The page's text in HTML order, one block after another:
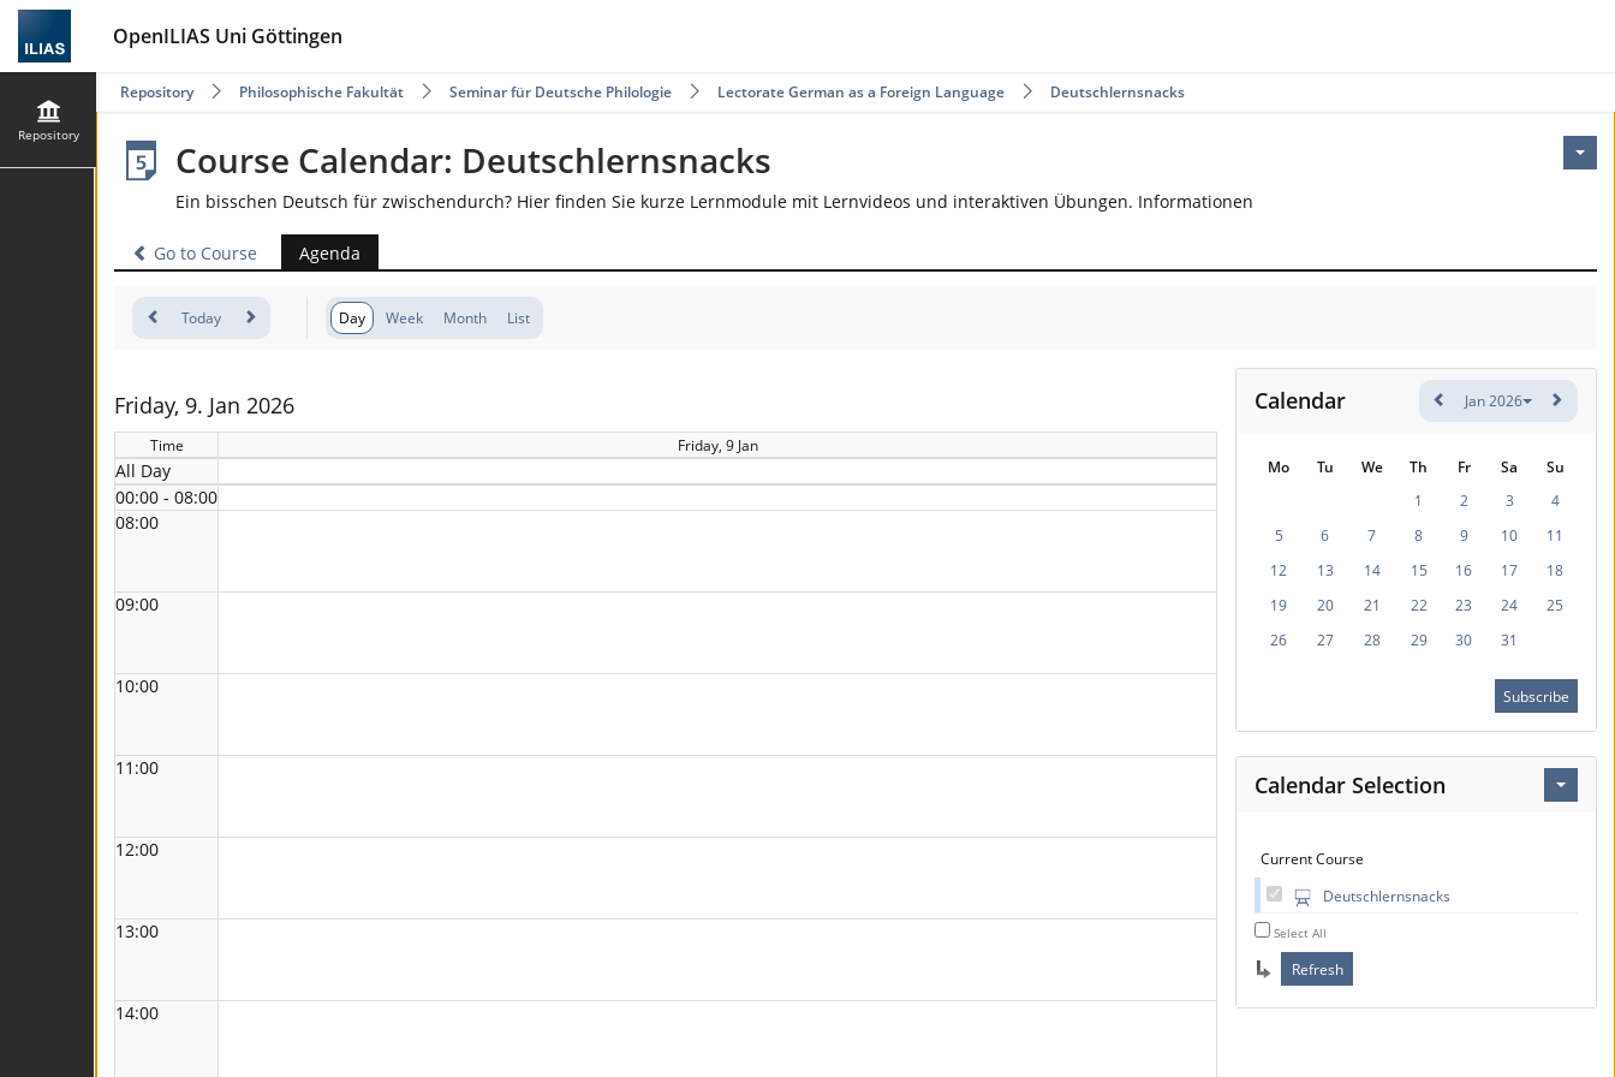
OpenILIAS Uni Göttingen
Repository
Repository Philosophische Fakultät Seminar für Deutsche Philologie Lectorate German as a Foreign Language Deutschlernsnacks
Course Calendar: Deutschlernsnacks
Ein bisschen Deutsch für zwischendurch? Hier finden Sie kurze Lernmodule mit Lernvideos und interaktiven Übungen. Informationen
Go to Course Agenda
Today Day Week Month List
Friday, 9. Jan 2026
Time Friday, 9 Jan
All Day
00:00 - 08:00
08:00
09:00
10:00
11:00
12:00
13:00
14:00
Calendar Jan 2026
Mo Tu We Th Fr Sa
Su
1
2 3
4
5
6 7 8 9 10
11
12
13 14 15 16 17
18
19
20 21 22 23 24
25
26
27 28 29 30 31
Subscribe
Calendar Selection
Current Course
Deutschlernsnacks
Select All